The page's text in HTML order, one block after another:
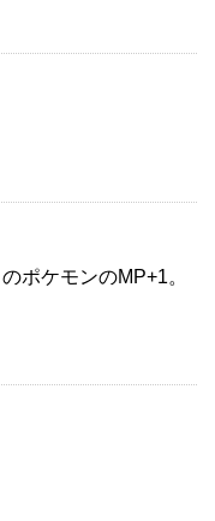
ポケモンのMP+1。